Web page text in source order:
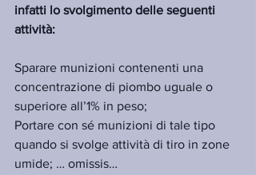
infatti lo svolgimento delle seguenti
attività:
Sparare munizioni contenenti una
concentrazione di piombo uguale o
superiore all’1% in peso;
Portare con sé munizioni di tale tipo
quando si svolge attività di tiro in zone
umide; … omissis…